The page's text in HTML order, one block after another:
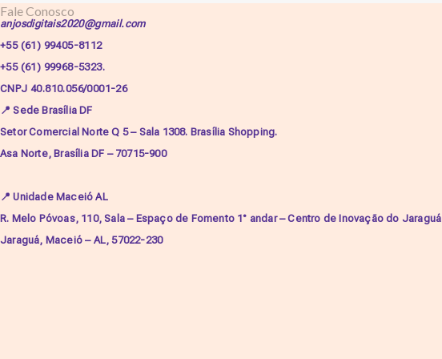
Fale Conosco
anjosdigitais2020@gmail.com
+55 (61) 99405-8112
+55 (61) 99968-5323.
CNPJ 40.810.056/0001-26
📍Sede Brasília DF
Setor Comercial Norte Q 5 – Sala 1308. Brasília Shopping.
Asa Norte, Brasília DF – 70715-900
📍Unidade Maceió AL
R. Melo Póvoas, 110, Sala – Espaço de Fomento 1° andar – Centro de Inovação do Jaraguá
Jaraguá, Maceió – AL, 57022-230